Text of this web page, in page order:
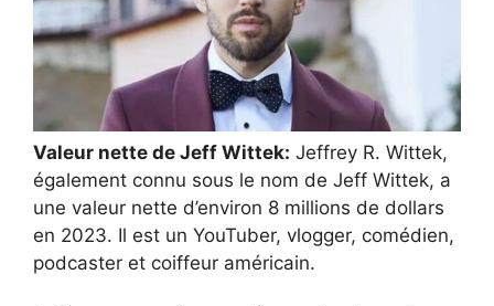
Valeur nette de Jeff Wittek: Jeffrey R. Wittek,
également connu sous le nom de Jeff Wittek, a
une valeur nette d’environ 8 millions de dollars
en 2023. Il est un YouTuber, vlogger, comédien,
podcaster et coiffeur américain.